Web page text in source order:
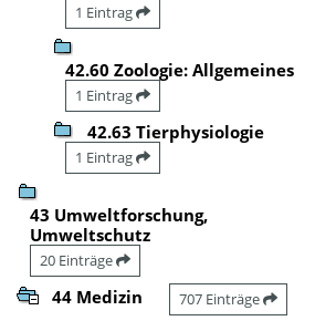
1 Eintrag
42.60 Zoologie: Allgemeines
1 Eintrag
42.63 Tierphysiologie
1 Eintrag
43 Umweltforschung,
Umweltschutz
20 Einträge
44 Medizin 707 Einträge